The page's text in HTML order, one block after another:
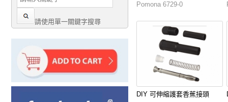
請使用單一關鍵字搜尋
Pomona 6729-0
DIY 可伸縮護套香蕉接頭